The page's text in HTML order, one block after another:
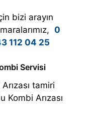
bizi arayın
0
112 04 25
Servisi
tamiri
Kombi Arızası